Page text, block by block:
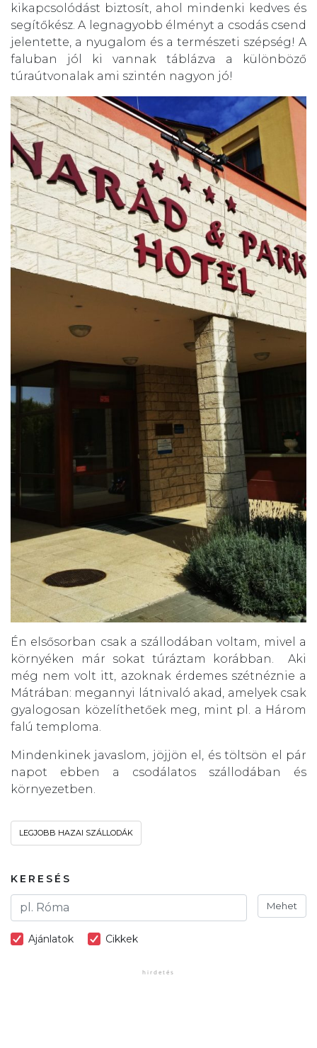
kikapcsolódást biztosít, ahol mindenki kedves és
segítőkész. A legnagyobb élményt a csodás csend
jelentette, a nyugalom és a természeti szépség! A
faluban jól ki vannak táblázva a különböző
túraútvonalak ami szintén nagyon jó!
Én elsősorban csak a szállodában voltam, mivel a
környéken már sokat túráztam korábban. Aki
még nem volt itt, azoknak érdemes szétnéznie a
Mátrában: megannyi látnivaló akad, amelyek csak
gyalogosan közelíthetőek meg, mint pl. a Három
falú temploma.
Mindenkinek javaslom, jöjjön el, és töltsön el pár
napot ebben a csodálatos szállodában és
környezetben.
LEGJOBB HAZAI SZÁLLODÁK
KERESÉS
Mehet
Ajánlatok Cikkek